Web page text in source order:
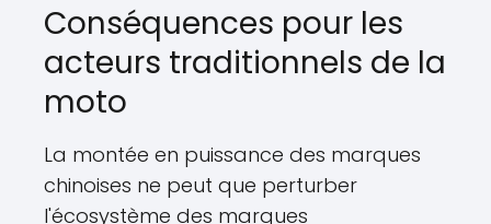
Conséquences pour les
acteurs traditionnels de la
moto
La montée en puissance des marques
chinoises ne peut que perturber
l'écosystème des marques